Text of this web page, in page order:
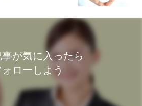
事が気に入ったら
ォローしよう